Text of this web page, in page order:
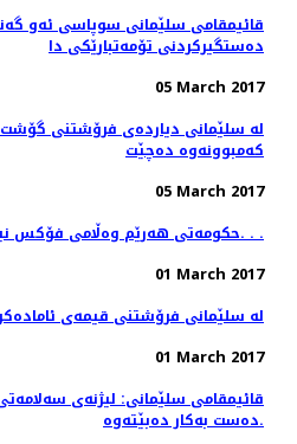
قائیمقامی سلێمانی سوپاسی ئه‌و
ده‌ستگیركردنی تۆمه‌تبارێكی دا
05 March 2017
له‌ سلێمانی دیارده‌ی فرۆشتنی
كه‌مبوونه‌وه‌ ده‌چێت
05 March 2017
حکومەتی هەرێم وەڵامی فۆکس نیوز دەداتەوە. . .
01 March 2017
له‌ سلێمانی فرۆشتنی قیمه‌ی
01 March 2017
قائیمقامی سلێمانی: لیژنه‌ی
ده‌ست به‌كار ده‌بێته‌وه‌.